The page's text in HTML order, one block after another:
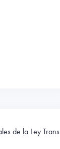
de la Ley Trans